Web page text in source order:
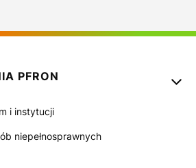
PFRON
i instytucji
niepełnosprawnych